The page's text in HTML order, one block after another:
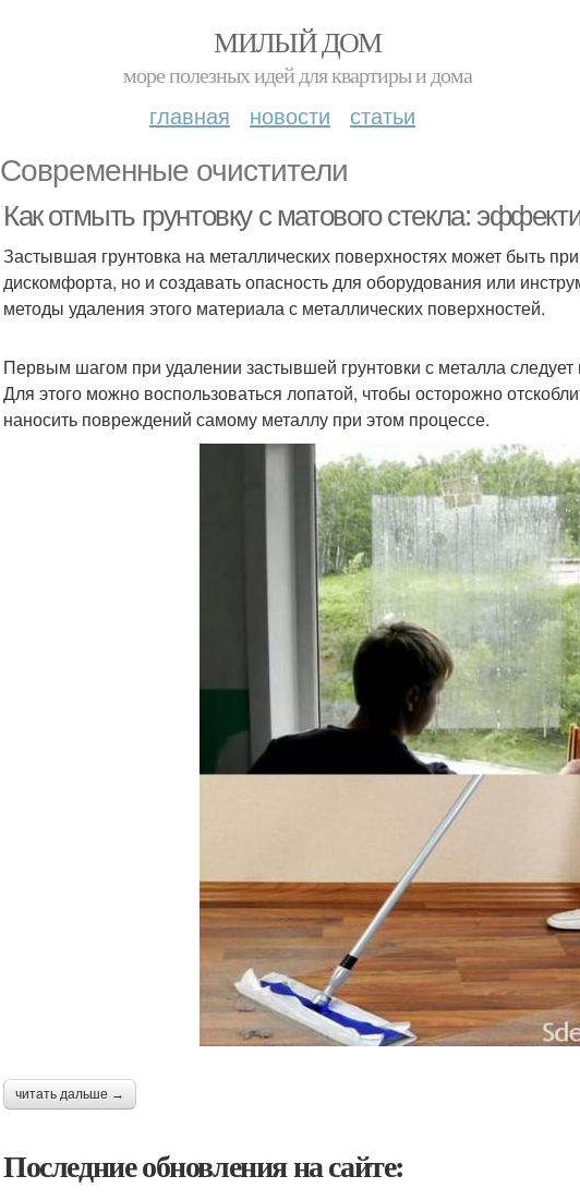
МИЛЫЙ ДОМ
море полезных идей для квартиры и дома
главная новости статьи
Современные очистители
Как отмыть грунтовку с матового стекла:
Застывшая грунтовка на металлических поверхностях может быть
дискомфорта, но и создавать опасность для оборудования или
методы удаления этого материала с металлических поверхностей.
Первым шагом при удалении застывшей грунтовки с металла следует
Для этого можно воспользоваться лопатой, чтобы осторожно
наносить повреждений самому металлу при этом процессе.
читать дальше →
Последние обновления на сайте: